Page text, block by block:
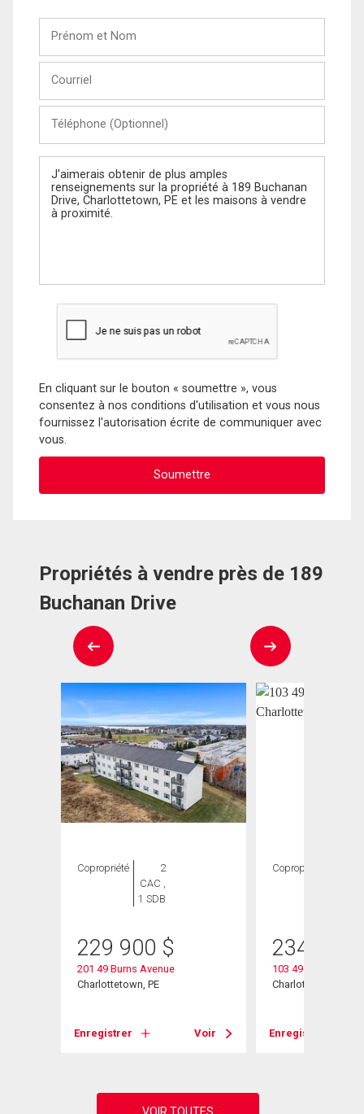
Nom
(Optionnel)
Message
En cliquant sur le bouton « soumettre », vous
consentez à nos conditions d'utilisation et vous nous
fournissez l'autorisation écrite de communiquer avec
vous.
Propriétés à vendre près de 189
Buchanan Drive
Copropriété
2
CAC ,
1 SDB
229 900 $
201 49 Burns Avenue
Charlottetown, PE
Enregistrer Voir
Copropriété
234 900
103 49 Burns
Charlottetown, PE
Enregistrer